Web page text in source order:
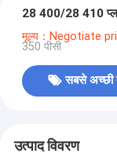
28 400/28 410
मूल्य：Negotiate
350 पीसी
सबसे अच्छी
उत्पाद विवरण